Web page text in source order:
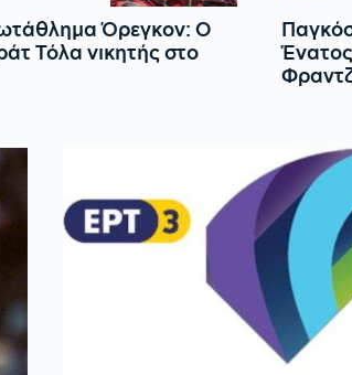
Όρεγκον: Ο
Τόλα νικητής στο